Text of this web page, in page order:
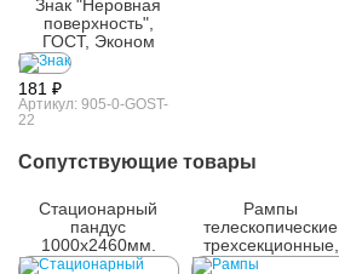
Знак "Неровная
поверхность",
ГОСТ, Эконом
181 ₽
Артикул: 905-0-GOST-
22
Сопутствующие товары
Стационарный
пандус
1000х2460мм.
Рампы
телескопические
трехсекционные,
переносные, AL